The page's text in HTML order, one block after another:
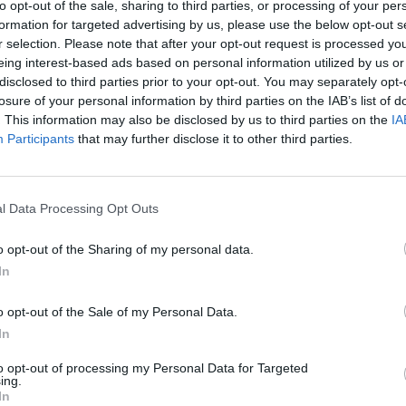
opt-out of the sale, sharing to third parties, or processing of your
for targeted advertising by us, please use the below opt-out
selection. Please note that after your opt-out request is processed
interest-based ads based on personal information utilized by us
to third parties prior to your opt-out. You may separately
of your personal information by third parties on the IAB’s list of
This information may also be disclosed by us to third parties on the
Participants that may further disclose it to other third parties.
Data Processing Opt Outs
opt-out of the Sharing of my personal data.
opt-out of the Sale of my Personal Data.
opt-out of processing my Personal Data for Targeted
végre viszonylag jól teljesített a Budapesti
régiós versenyből ezúttal elsőként kerültünk ki,
forintot is meghaladta. A meghatározó
az FHB esett, egyébként az optimizmus csaknem
is született záráskor. Az USA-ban a részvénypiacok
után 23,847 ponton zárta a hét utolsó kereskedési napját a BUX
valamint a 0.5%-kal emelkedő lengyel és orosz indexeknél
árfolyamInformációs panel Az egyes részvények közül
a részvények kiemelkedő forgalom mellett 1,048 forintig
portfolio.hu hírarchívumához tartozik, melynek olvasása